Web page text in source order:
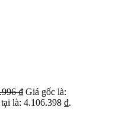
₫ Giá gốc là:
là: 4.106.398 ₫.